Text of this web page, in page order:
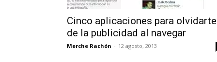
Cinco aplicaciones para olvidarte
de la publicidad al navegar
Merche Rachón - 12 agosto, 2013